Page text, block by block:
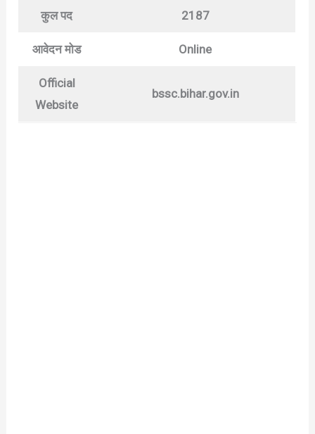
कुल पद 2187
आवेदन मोड Online
Official
Website
bssc.bihar.gov.in